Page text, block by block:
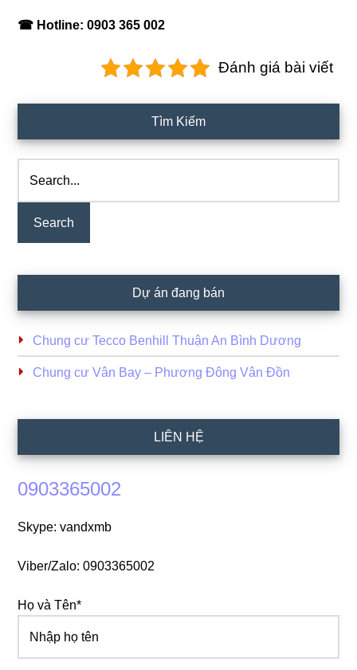
☎ Hotline: 0903 365 002
Đánh giá bài viết
Sidebar
Tìm Kiếm
Dự án đang bán
Chung cư Tecco Benhill Thuận An Bình Dương
Chung cư Vân Bay – Phương Đông Vân Đồn
LIÊN HỆ
0903365002
Skype: vandxmb
Viber/Zalo: 0903365002
Họ và Tên*